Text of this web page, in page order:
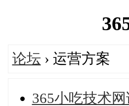
论坛 › 运营方案
365小吃技术